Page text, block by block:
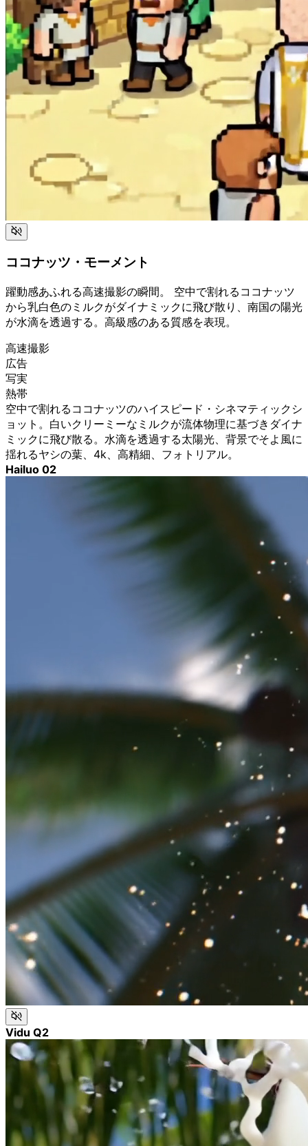
ココナッツ・モーメント
躍動感あふれる高速撮影の瞬間。 空中で割れるココナッツ
から乳白色のミルクがダイナミックに飛び散り、南国の陽光
が水滴を透過する。高級感のある質感を表現。
高速撮影
広告
写実
熱帯
空中で割れるココナッツのハイスピード・シネマティックシ
ョット。白いクリーミーなミルクが流体物理に基づきダイナ
ミックに飛び散る。水滴を透過する太陽光、背景でそよ風に
揺れるヤシの葉、4k、高精細、フォトリアル。
Hailuo 02
Vidu Q2